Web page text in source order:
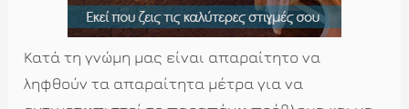
Κατά τη γνώμη μας είναι απαραίτητο να
ληφθούν τα απαραίτητα μέτρα για να